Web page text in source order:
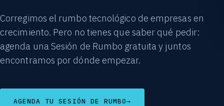
Corregimos el rumbo tecnológico de empresas en
crecimiento. Pero no tienes que saber qué pedir:
agenda una Sesión de Rumbo gratuita y juntos
encontramos por dónde empezar.
AGENDA TU SESIÓN DE RUMBO→